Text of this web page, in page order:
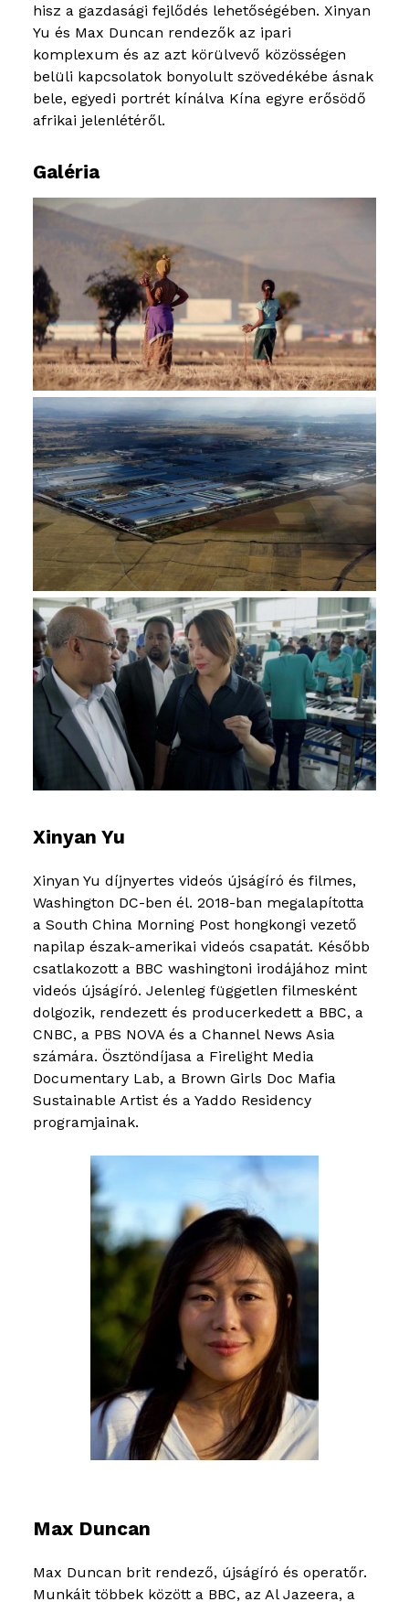
hisz a gazdasági fejlődés lehetőségében. Xinyan
Yu és Max Duncan rendezők az ipari
komplexum és az azt körülvevő közösségen
belüli kapcsolatok bonyolult szövedékébe ásnak
bele, egyedi portrét kínálva Kína egyre erősödő
afrikai jelenlétéről.
Galéria
Xinyan Yu
Xinyan Yu díjnyertes videós újságíró és filmes,
Washington DC-ben él. 2018-ban megalapította
a South China Morning Post hongkongi vezető
napilap észak-amerikai videós csapatát. Később
csatlakozott a BBC washingtoni irodájához mint
videós újságíró. Jelenleg független filmesként
dolgozik, rendezett és producerkedett a BBC, a
CNBC, a PBS NOVA és a Channel News Asia
számára. Ösztöndíjasa a Firelight Media
Documentary Lab, a Brown Girls Doc Mafia
Sustainable Artist és a Yaddo Residency
programjainak.
Max Duncan
Max Duncan brit rendező, újságíró és operatőr.
Munkáit többek között a BBC, az Al Jazeera, a